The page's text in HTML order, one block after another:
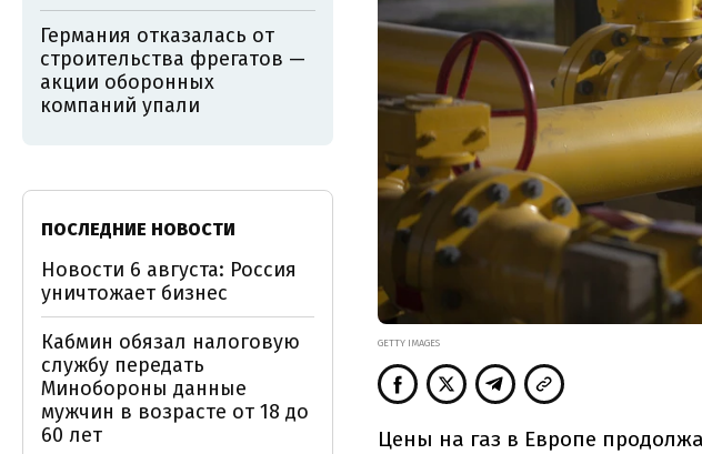
GETTY IMAGES
Цены на газ в Европе
Германия отказалась от
строительства фрегатов —
акции оборонных
компаний упали
ПОСЛЕДНИЕ НОВОСТИ
Новости 6 августа: Россия
уничтожает бизнес
Кабмин обязал налоговую
службу передать
Минобороны данные
мужчин в возрасте от 18 до
60 лет